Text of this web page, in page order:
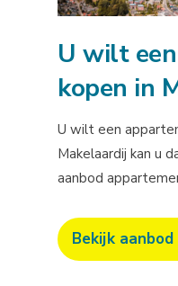
U wilt
kopen in
U wilt een
Makelaardij kan u
aanbod
Bekijk